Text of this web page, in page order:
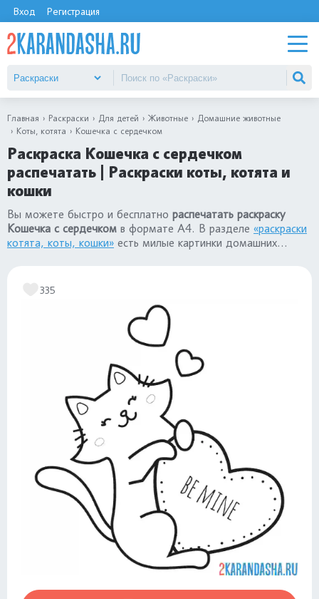
Вход Регистрация
Главная Раскраски Для детей Животные
Домашние животные
Коты, котята
Кошечка с сердечком
Раскраска Кошечка с сердечком
распечатать | Раскраски коты, котята и
кошки
Вы можете быстро и бесплатно распечатать раскраску
Кошечка с сердечком в формате А4. В разделе «раскраски
котята, коты, кошки» есть милые картинки домашних
335